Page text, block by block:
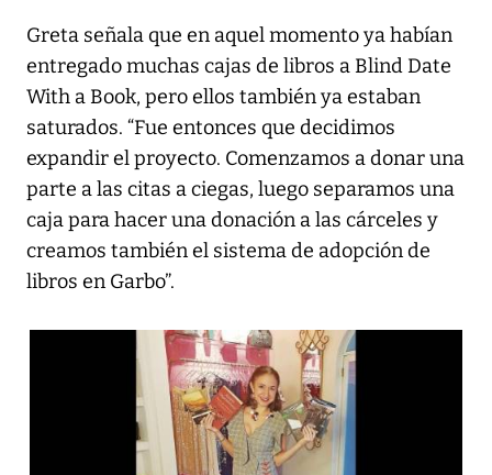
Greta señala que en aquel momento ya habían
entregado muchas cajas de libros a Blind Date
With a Book, pero ellos también ya estaban
saturados. “Fue entonces que decidimos
expandir el proyecto. Comenzamos a donar una
parte a las citas a ciegas, luego separamos una
caja para hacer una donación a las cárceles y
creamos también el sistema de adopción de
libros en Garbo”.